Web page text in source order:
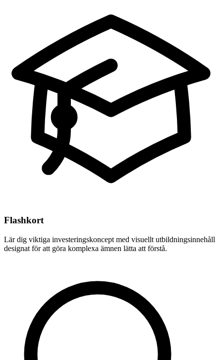
Flashkort
Lär dig viktiga investeringskoncept med visuellt utbildningsinnehåll
designat för att göra komplexa ämnen lätta att förstå.